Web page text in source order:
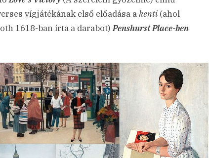
vígjátékának első előadása akenti (ahol
1618-ban írta a darabot)Penshurst Place-ben